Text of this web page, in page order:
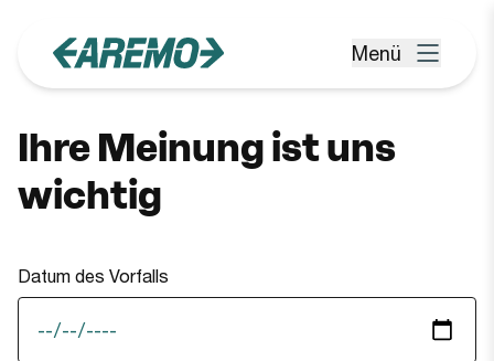
Menü öffnen
Menü
Ihre Meinung ist uns
wichtig
Datum des Vorfalls